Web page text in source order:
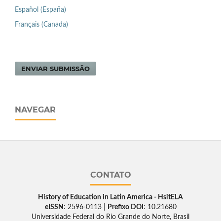
Español (España)
Français (Canada)
ENVIAR SUBMISSÃO
NAVEGAR
CONTATO
History of Education in Latin America - HsitELA
eISSN : 2596-0113 | Prefixo DOI : 10.21680
Universidade Federal do Rio Grande do Norte, Brasil